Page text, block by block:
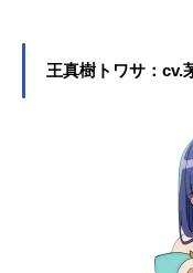
王真樹トワサ：cv.